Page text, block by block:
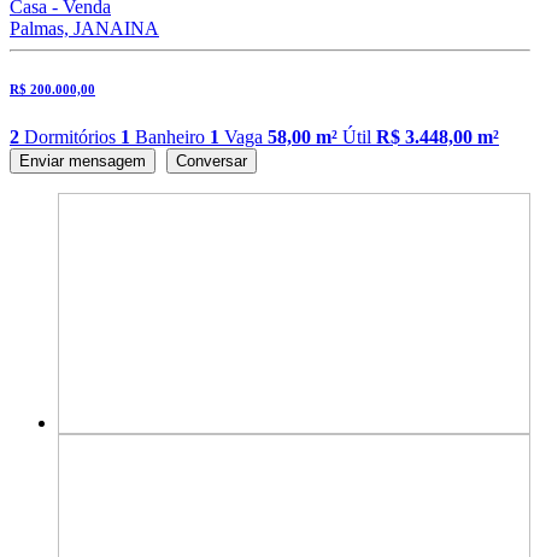
Casa - Venda
Palmas, JANAINA
R$ 200.000,00
2 Dormitórios 1 Banheiro 1 Vaga 58,00 m² Útil R$ 3.448,00 m²
Enviar mensagem Conversar